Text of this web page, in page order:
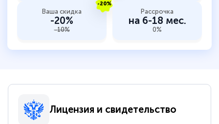
-20%
Ваша скидка
-20%
-10%
Рассрочка
на 6-18 мес.
0%
Лицензия и свидетельство